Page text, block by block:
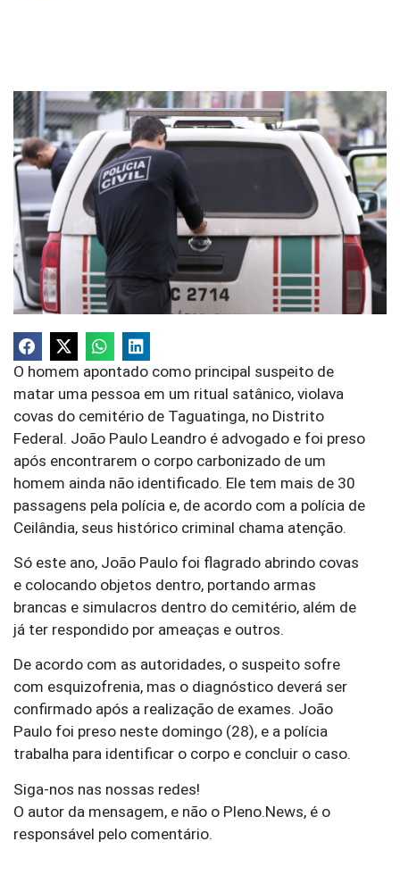
O homem apontado como principal suspeito de
matar uma pessoa em um ritual satânico, violava
covas do cemitério de Taguatinga, no Distrito
Federal. João Paulo Leandro é advogado e foi preso
após encontrarem o corpo carbonizado de um
homem ainda não identificado. Ele tem mais de 30
passagens pela polícia e, de acordo com a polícia de
Ceilândia, seus histórico criminal chama atenção.
Só este ano, João Paulo foi flagrado abrindo covas
e colocando objetos dentro, portando armas
brancas e simulacros dentro do cemitério, além de
já ter respondido por ameaças e outros.
De acordo com as autoridades, o suspeito sofre
com esquizofrenia, mas o diagnóstico deverá ser
confirmado após a realização de exames. João
Paulo foi preso neste domingo (28), e a polícia
trabalha para identificar o corpo e concluir o caso.
Siga-nos nas nossas redes!
O autor da mensagem, e não o Pleno.News, é o
responsável pelo comentário.